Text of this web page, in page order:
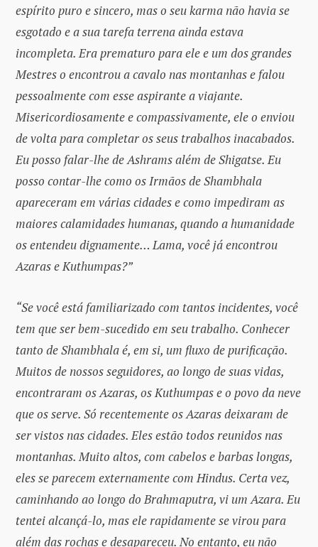
espírito puro e sincero, mas o seu karma não havia se
esgotado e a sua tarefa terrena ainda estava
incompleta. Era prematuro para ele e um dos grandes
Mestres o encontrou a cavalo nas montanhas e falou
pessoalmente com esse aspirante a viajante.
Misericordiosamente e compassivamente, ele o enviou
de volta para completar os seus trabalhos inacabados.
Eu posso falar-lhe de Ashrams além de Shigatse. Eu
posso contar-lhe como os Irmãos de Shambhala
apareceram em várias cidades e como impediram as
maiores calamidades humanas, quando a humanidade
os entendeu dignamente… Lama, você já encontrou
Azaras e Kuthumpas?”
“Se você está familiarizado com tantos incidentes, você
tem que ser bem-sucedido em seu trabalho. Conhecer
tanto de Shambhala é, em si, um fluxo de purificação.
Muitos de nossos seguidores, ao longo de suas vidas,
encontraram os Azaras, os Kuthumpas e o povo da neve
que os serve. Só recentemente os Azaras deixaram de
ser vistos nas cidades. Eles estão todos reunidos nas
montanhas. Muito altos, com cabelos e barbas longas,
eles se parecem externamente com Hindus. Certa vez,
caminhando ao longo do Brahmaputra, vi um Azara. Eu
tentei alcançá-lo, mas ele rapidamente se virou para
além das rochas e desapareceu. No entanto, eu não